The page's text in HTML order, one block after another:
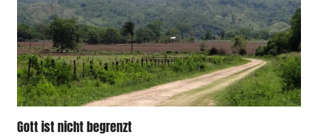
Gott ist nicht begrenzt